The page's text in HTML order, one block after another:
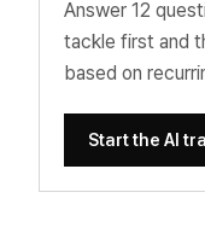
Answer 12
tackle first and
based on
Start the AI